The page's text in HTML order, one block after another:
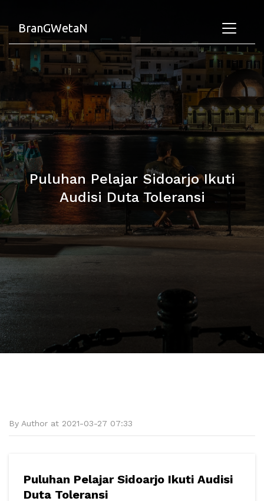
BranGWetaN
Puluhan Pelajar Sidoarjo Ikuti
Audisi Duta Toleransi
By Author at 2021-03-27 07:33
Puluhan Pelajar Sidoarjo Ikuti Audisi
Duta Toleransi